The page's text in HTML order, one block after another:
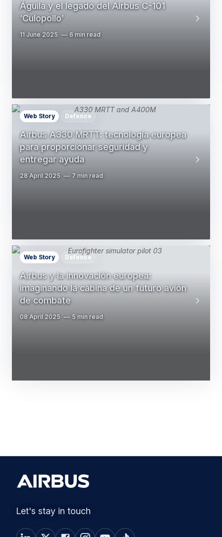
Águila y el legado del Airbus C-101
‘Culopollo’
11 June 2025 6 min read
Airbus A330 MRTT: tecnología europea
para proporcionar seguridad y
entregar ayuda
Web Story Defence
28 April 2025 7 min read
Airbus y la innovación europea:
imaginando la cabina de un futuro avión
de combate
Web Story Defence
08 April 2025 5 min read
Let's stay in touch